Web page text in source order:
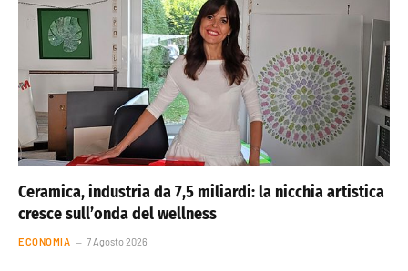
Ceramica, industria da 7,5 miliardi: la nicchia artistica
cresce sull’onda del wellness
ECONOMIA 7 Agosto 2026